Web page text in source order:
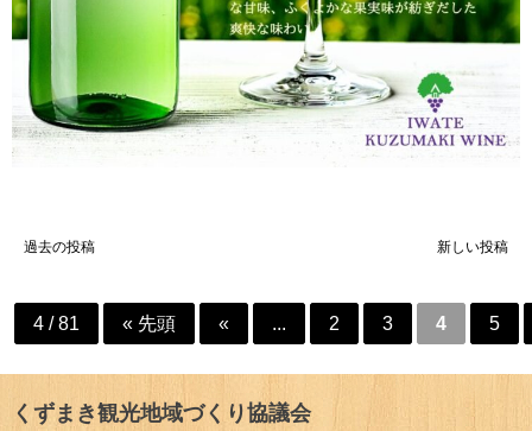
投
ナ
ビ
ゲ
過去の投稿 新しい投稿
4 / 81 « 先頭 « ... 2 3 4 5
くずまき観光地域づくり協議会